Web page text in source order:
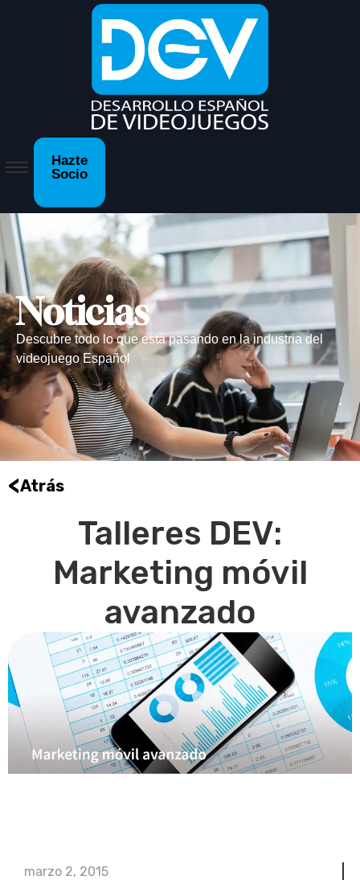
Hazte
Socio
Noticias
Descubre todo lo que está pasando en la industria del
videojuego Español
<Atrás
Talleres DEV:
Marketing móvil
avanzado
marzo 2, 2015